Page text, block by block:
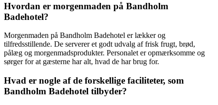
Hvordan er morgenmaden på Bandholm
Badehotel?
Morgenmaden på Bandholm Badehotel er lækker og
tilfredsstillende. De serverer et godt udvalg af frisk frugt, brød,
pålæg og morgenmadsprodukter. Personalet er opmærksomme og
sørger for at gæsterne har alt, hvad de har brug for.
Hvad er nogle af de forskellige faciliteter, som
Bandholm Badehotel tilbyder?